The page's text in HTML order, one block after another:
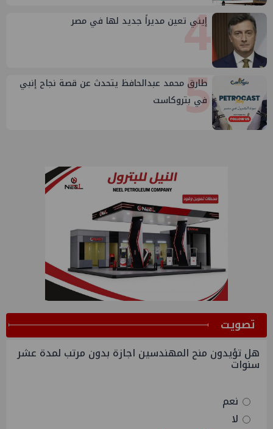
4
إيني تعين مديراً جديد لها في مصر
5
طارق محمد عبدالحافظ يتحدث عن قصة نجاح إنبي
في بتروكاست
ﺗﺼﻮﻳﺖ
هل تؤيدون منح المهندسين اجازة بدون مرتب لمدة عشر
سنوات
نعم
لا